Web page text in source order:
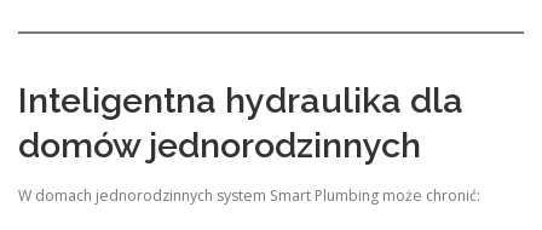
Inteligentna hydraulika dla
domów jednorodzinnych
W domach jednorodzinnych system Smart Plumbing może chronić: